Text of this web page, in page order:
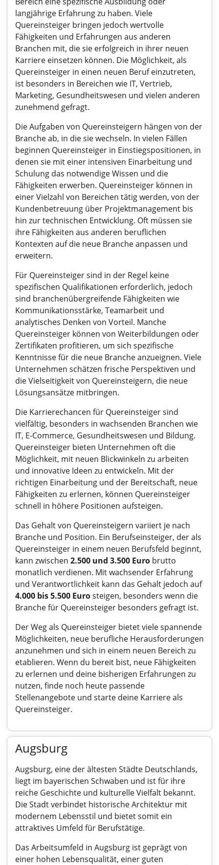
langjährige Erfahrung zu haben. Viele
Quereinsteiger bringen jedoch wertvolle
Fähigkeiten und Erfahrungen aus anderen
Branchen mit, die sie erfolgreich in ihrer neuen
Karriere einsetzen können. Die Möglichkeit, als
Quereinsteiger in einen neuen Beruf einzutreten,
ist besonders in Bereichen wie IT, Vertrieb,
Marketing, Gesundheitswesen und vielen anderen
zunehmend gefragt.
Die Aufgaben von Quereinsteigern hängen von der
Branche ab, in die sie wechseln. In vielen Fällen
beginnen Quereinsteiger in Einstiegspositionen, in
denen sie mit einer intensiven Einarbeitung und
Schulung das notwendige Wissen und die
Fähigkeiten erwerben. Quereinsteiger können in
einer Vielzahl von Bereichen tätig werden, von der
Kundenbetreuung über Projektmanagement bis
hin zur technischen Entwicklung. Oft müssen sie
ihre Fähigkeiten aus anderen beruflichen
Kontexten auf die neue Branche anpassen und
erweitern.
Für Quereinsteiger sind in der Regel keine
spezifischen Qualifikationen erforderlich, jedoch
sind branchenübergreifende Fähigkeiten wie
Kommunikationsstärke, Teamarbeit und
analytisches Denken von Vorteil. Manche
Quereinsteiger können von Weiterbildungen oder
Zertifikaten profitieren, um sich spezifische
Kenntnisse für die neue Branche anzueignen. Viele
Unternehmen schätzen frische Perspektiven und
die Vielseitigkeit von Quereinsteigern, die neue
Lösungsansätze mitbringen.
Die Karrierechancen für Quereinsteiger sind
vielfältig, besonders in wachsenden Branchen wie
IT, E-Commerce, Gesundheitswesen und Bildung.
Quereinsteiger bieten Unternehmen oft die
Möglichkeit, mit neuen Blickwinkeln zu arbeiten
und innovative Ideen zu entwickeln. Mit der
richtigen Einarbeitung und der Bereitschaft, neue
Fähigkeiten zu erlernen, können Quereinsteiger
schnell in höhere Positionen aufsteigen.
Das Gehalt von Quereinsteigern variiert je nach
Branche und Position. Ein Berufseinsteiger, der als
Quereinsteiger in einem neuen Berufsfeld beginnt,
kann zwischen 2.500 und 3.500 Euro brutto
monatlich verdienen. Mit wachsender Erfahrung
und Verantwortlichkeit kann das Gehalt jedoch auf
4.000 bis 5.500 Eurosteigen, besonders wenn die
Branche für Quereinsteiger besonders gefragt ist.
Der Weg als Quereinsteiger bietet viele spannende
Möglichkeiten, neue berufliche Herausforderungen
anzunehmen und sich in einem neuen Bereich zu
etablieren. Wenn du bereit bist, neue Fähigkeiten
zu erlernen und deine bisherigen Erfahrungen zu
nutzen, finde noch heute passende
Stellenangebote und starte deine Karriere als
Quereinsteiger.
Augsburg
Augsburg, eine der ältesten Städte Deutschlands,
liegt im bayerischen Schwaben und ist für ihre
reiche Geschichte und kulturelle Vielfalt bekannt.
Die Stadt verbindet historische Architektur mit
modernem Lebensstil und bietet somit ein
attraktives Umfeld für Berufstätige.
Das Arbeitsumfeld in Augsburg ist geprägt von
einer hohen Lebensqualität, einer guten